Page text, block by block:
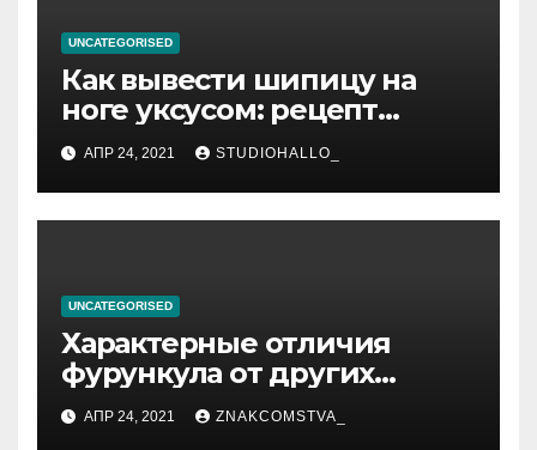
UNCATEGORISED
Как вывести шипицу на
ноге уксусом: рецепт
приготовления
компрессов и теста
АПР 24, 2021 STUDIOHALLO_
UNCATEGORISED
Характерные отличия
фурункула от других
заболеваний
АПР 24, 2021 ZNAKCOMSTVA_